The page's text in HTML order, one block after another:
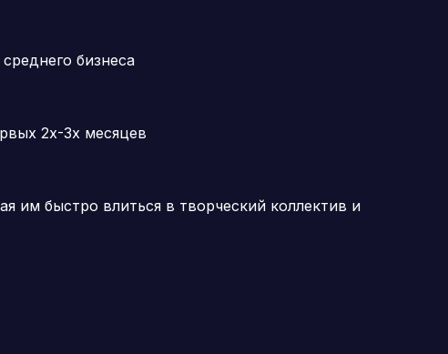
бизнеса
2х-3х месяцев
им быстро влиться в творческий коллектив и